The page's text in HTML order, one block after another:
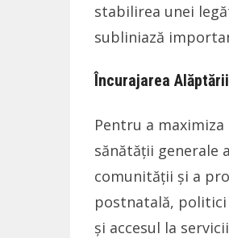
stabilirea unei
subliniază
Încurajarea
Pentru a
sănătății generale
comunității și a
postnatală, politici
și accesul la